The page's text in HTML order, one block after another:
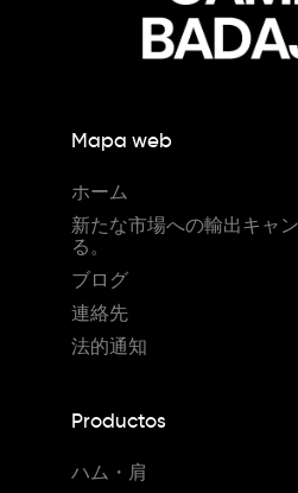
Mapa web
ホーム
新たな市場への輸出キャ
る。
ブログ
連絡先
法的通知
Productos
ハム・肩